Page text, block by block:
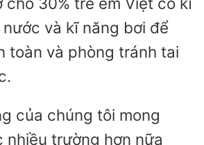
và kĩ năng bơi để
toàn và phòng tránh tai
của chúng tôi mong
nhiều trường hơn nữa